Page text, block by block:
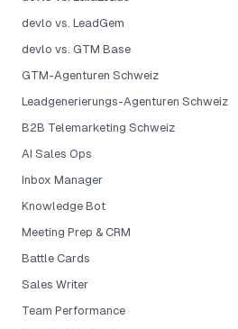
devlo vs. LeadGem
devlo vs. GTM Base
GTM-Agenturen Schweiz
Leadgenerierungs-Agenturen Schweiz
B2B Telemarketing Schweiz
AI Sales Ops
Inbox Manager
Knowledge Bot
Meeting Prep & CRM
Battle Cards
Sales Writer
Team Performance